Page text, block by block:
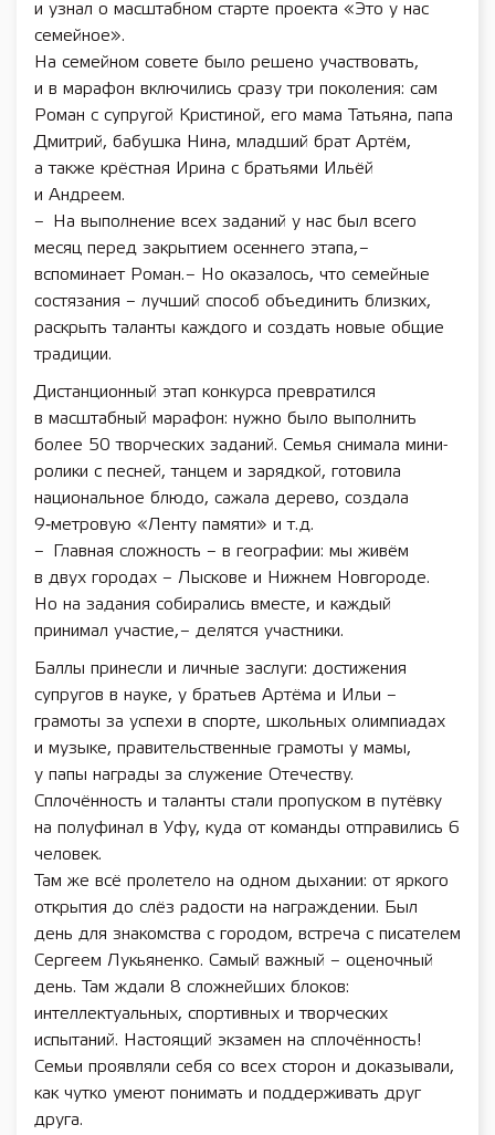
и узнал о масштабном старте проекта «Это у нас
семейное».
На семейном совете было решено участвовать,
и в марафон включились сразу три поколения: сам
Роман с супругой Кристиной, его мама Татьяна, папа
Дмитрий, бабушка Нина, младший брат Артём,
а также крёстная Ирина с братьями Ильёй
и Андреем.
– На выполнение всех заданий у нас был всего
месяц перед закрытием осеннего этапа, –
вспоминает Роман. – Но оказалось, что семейные
состязания – лучший способ объединить близких,
раскрыть таланты каждого и создать новые общие
традиции.
Дистанционный этап конкурса превратился
в масштабный марафон: нужно было выполнить
более 50 творческих заданий. Семья снимала мини-
ролики с песней, танцем и зарядкой, готовила
национальное блюдо, сажала дерево, создала
9‑метровую «Ленту памяти» и т. д.
– Главная сложность – в географии: мы живём
в двух городах – Лыскове и Нижнем Новгороде.
Но на задания собирались вместе, и каждый
принимал участие, – делятся участники.
Баллы принесли и личные заслуги: достижения
супругов в науке, у братьев Артёма и Ильи –
грамоты за успехи в спорте, школьных олимпиадах
и музыке, правительственные грамоты у мамы,
у папы награды за служение Отечеству.
Сплочённость и таланты стали пропуском в путёвку
на полуфинал в Уфу, куда от команды отправились 6
человек.
Там же всё пролетело на одном дыхании: от яркого
открытия до слёз радости на награждении. Был
день для знакомства с городом, встреча с писателем
Сергеем Лукьяненко. Самый важный – оценочный
день. Там ждали 8 сложнейших блоков:
интеллектуальных, спортивных и творческих
испытаний. Настоящий экзамен на сплочённость!
Семьи проявляли себя со всех сторон и доказывали,
как чутко умеют понимать и поддерживать друг
друга.